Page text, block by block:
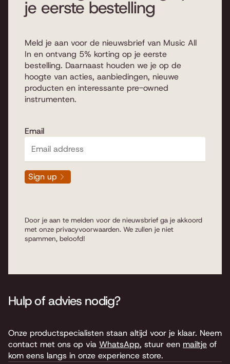
je eerste bestelling
Meld je aan voor de nieuwsbrief van Music All
In en ontvang 5% korting op je eerste
bestelling. Daarnaast houden we je op de
hoogte van acties, aanbiedingen, nieuwe
producten en interessante pre-owned
instrumenten.
Email
Sign up
Door je aan te melden voor de nieuwsbrief ga je akkoord
met onze privacyvoorwaarden. We zullen je niet
spammen, beloofd!
Hulp of advies nodig?
Onze productspecialisten staan altijd voor je klaar. Neem
contact met ons op via WhatsApp, stuur een mailtje of
kom eens langs in onze experience store.